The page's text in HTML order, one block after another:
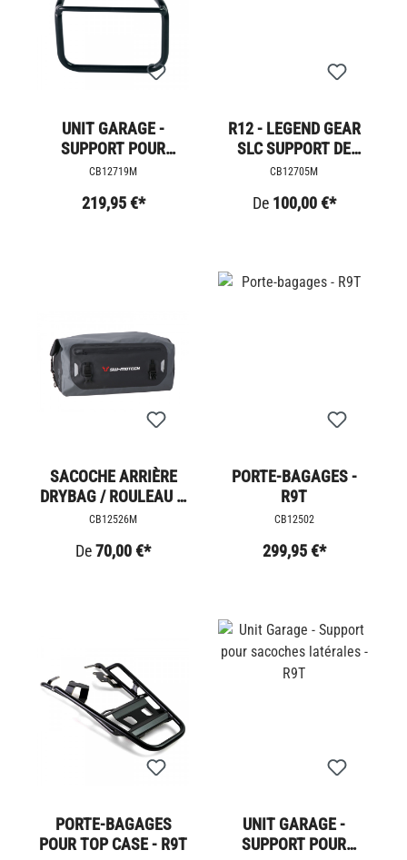
UNIT GARAGE -
SUPPORT POUR
SACOCHES
CB12719M
219,95 €*
R12 - LEGEND GEAR
SLC SUPPORT DE
SACOCHES
CB12705M
De 100,00 €*
SACOCHE ARRIÈRE
DRYBAG / ROULEAU À
BAGAGES
CB12526M
De70,00 €*
PORTE-BAGAGES -
R9T
CB12502
299,95 €*
PORTE-BAGAGES
POUR TOP CASE - R9T
UNIT GARAGE -
SUPPORT POUR